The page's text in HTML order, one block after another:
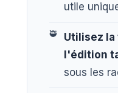
utile
Utilisez
l'édition
sous les